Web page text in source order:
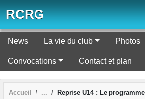
RCRG
News La vie du club Photos
Convocations Contact et plan
Accueil Reprise U14 : Le programme